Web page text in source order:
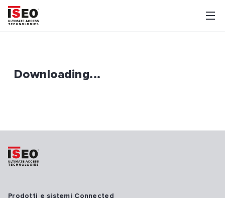
Downloading...
Prodotti e sistemi Connected